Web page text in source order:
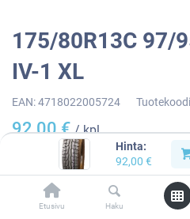
Hinta:
92,00 €
Etusivu Haku
175/80R13C 97/
IV-1 XL
EAN:4718022005724
92,00€ / kpl
Toimittajilla (kotimaa):
Toimitusaika: 3 arkipäivää